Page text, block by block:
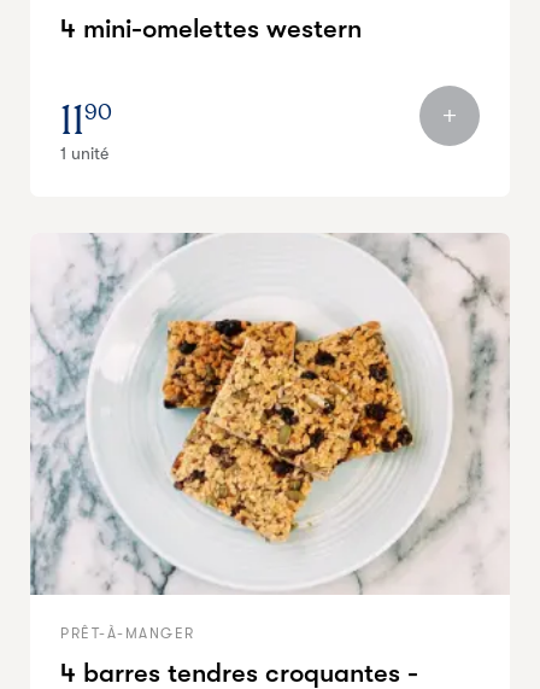
4 mini-omelettes western
1190
1 unité
PRÊT-À-MANGER
4 barres tendres croquantes -